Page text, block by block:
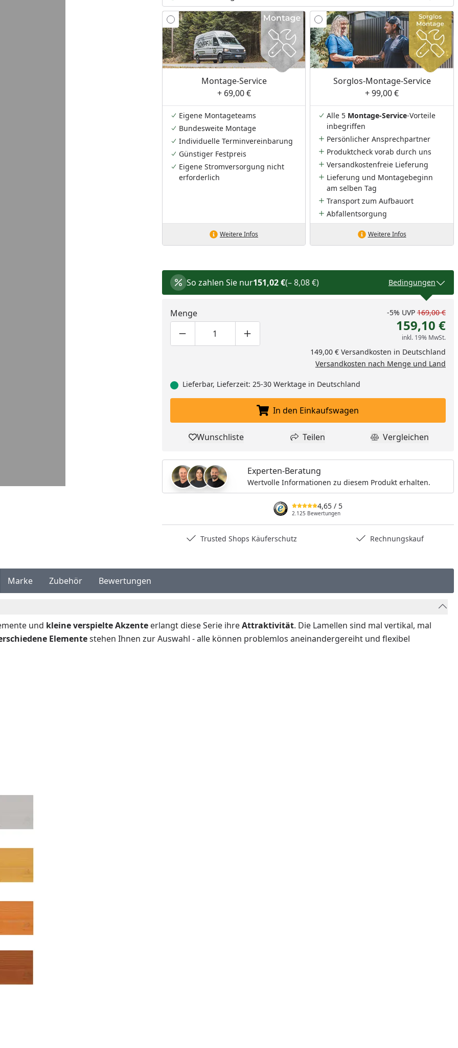
Montage-Service
+ 69,00 €
Eigene Montageteams
Bundesweite Montage
Individuelle Terminvereinbarung
Günstiger Festpreis
Eigene Stromversorgung nicht
erforderlich
Weitere Infos
Sorglos-Montage-Service
+ 99,00 €
Alle 5 Montage-Service-Vorteile
inbegriffen
Persönlicher Ansprechpartner
Produktcheck vorab durch uns
Versandkostenfreie Lieferung
Lieferung und Montagebeginn
am selben Tag
Transport zum Aufbauort
Abfallentsorgung
Weitere Infos
So zahlen Sie nur151,02 €(– 8,08 €) Bedingungen
Menge
Produktmenge um eins verringern
Produktmenge manuell eingeben
Produktmenge um eins erhöhen
-5% UVP 169,00 €
159,10 €
inkl. 19% MwSt.
149,00 € Versandkosten in Deutschland
Versandkosten nach Menge und Land
Lieferbar, Lieferzeit: 25-30 Werktage in Deutschland
In den Einkaufswagen legen
In den Einkaufswagen
Produkt zur Wunschliste hinzufügen
Wunschliste Teilen
Teilen Produkt
Vergleichen
Experten-Beratung
Wertvolle Informationen zu diesem Produkt erhalten.
4,65 / 5
2.125 Bewertungen
Trusted Shops Käuferschutz Rechnungskauf
Marke Zubehör Bewertungen
und kleineverspielteAkzente erlangt diese Serie ihreAttraktivität. Die Lamellen sind mal vertikal, mal
Elementestehen Ihnen zur Auswahl - alle können problemlos aneinandergereiht und flexibel